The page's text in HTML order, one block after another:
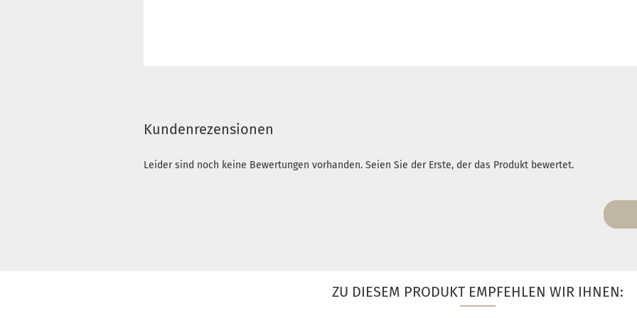
Kundenrezensionen
Leider sind noch keine Bewertungen vorhanden. Seien Sie der Erste, der das Produkt bewertet.
ZU DIESEM PRODUKT EMPFEHLEN WIR IHNEN: